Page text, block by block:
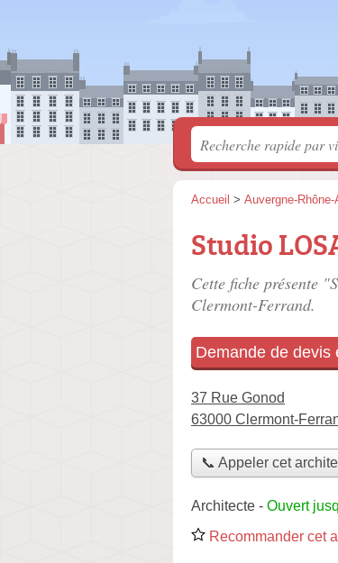
Accueil > Auvergne-Rhône-
Studio
Cette fiche présente
Clermont-Ferrand.
Demande de devis
37 Rue Gonod
63000 Clermont-
📞 Appeler cet
Architecte - Ouvert
Recommander cet